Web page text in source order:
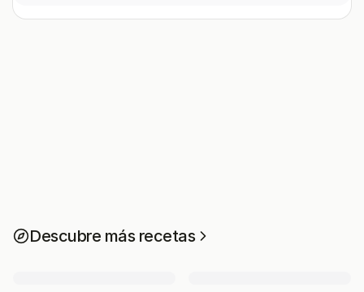
Descubre más recetas